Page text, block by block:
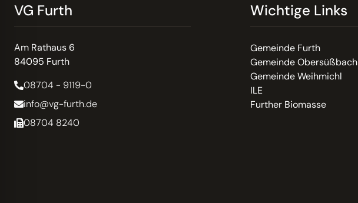
VG Furth
Am Rathaus 6
84095 Furth
08704 - 9119-0
info@vg-furth.de
08704 8240
Wichtige Links
Gemeinde Furth
Gemeinde Obersüßbach
Gemeinde Weihmichl
ILE
Further Biomasse